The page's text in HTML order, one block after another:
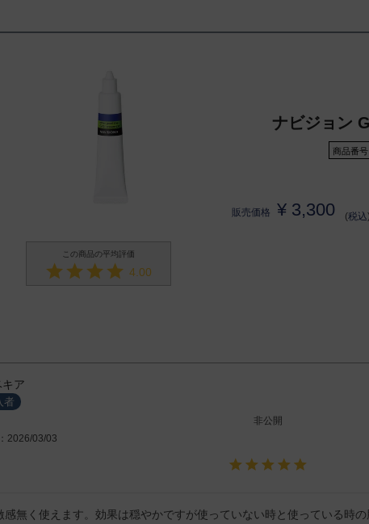
ナビジョン
商品番号
販売価格 ¥ 3,300 税込
4.00
キア
者
非公開
2026/03/03
感無く使えます。効果は穏やかですが使っていない時と使っている時